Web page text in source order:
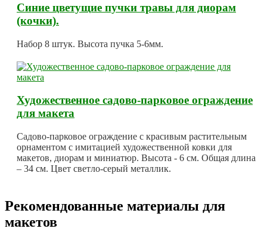
Синие цветущие пучки травы для диорам
(кочки).
Набор 8 штук. Высота пучка 5-6мм.
Художественное садово-парковое ограждение
для макета
Садово-парковое ограждение с красивым растительным
орнаментом с имитацией художественной ковки для
макетов, диорам и миниатюр. Высота - 6 см. Общая длина
– 34 см. Цвет светло-серый металлик.
Рекомендованные материалы для
макетов